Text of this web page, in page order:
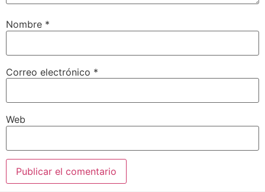
Nombre *
Correo electrónico *
Web